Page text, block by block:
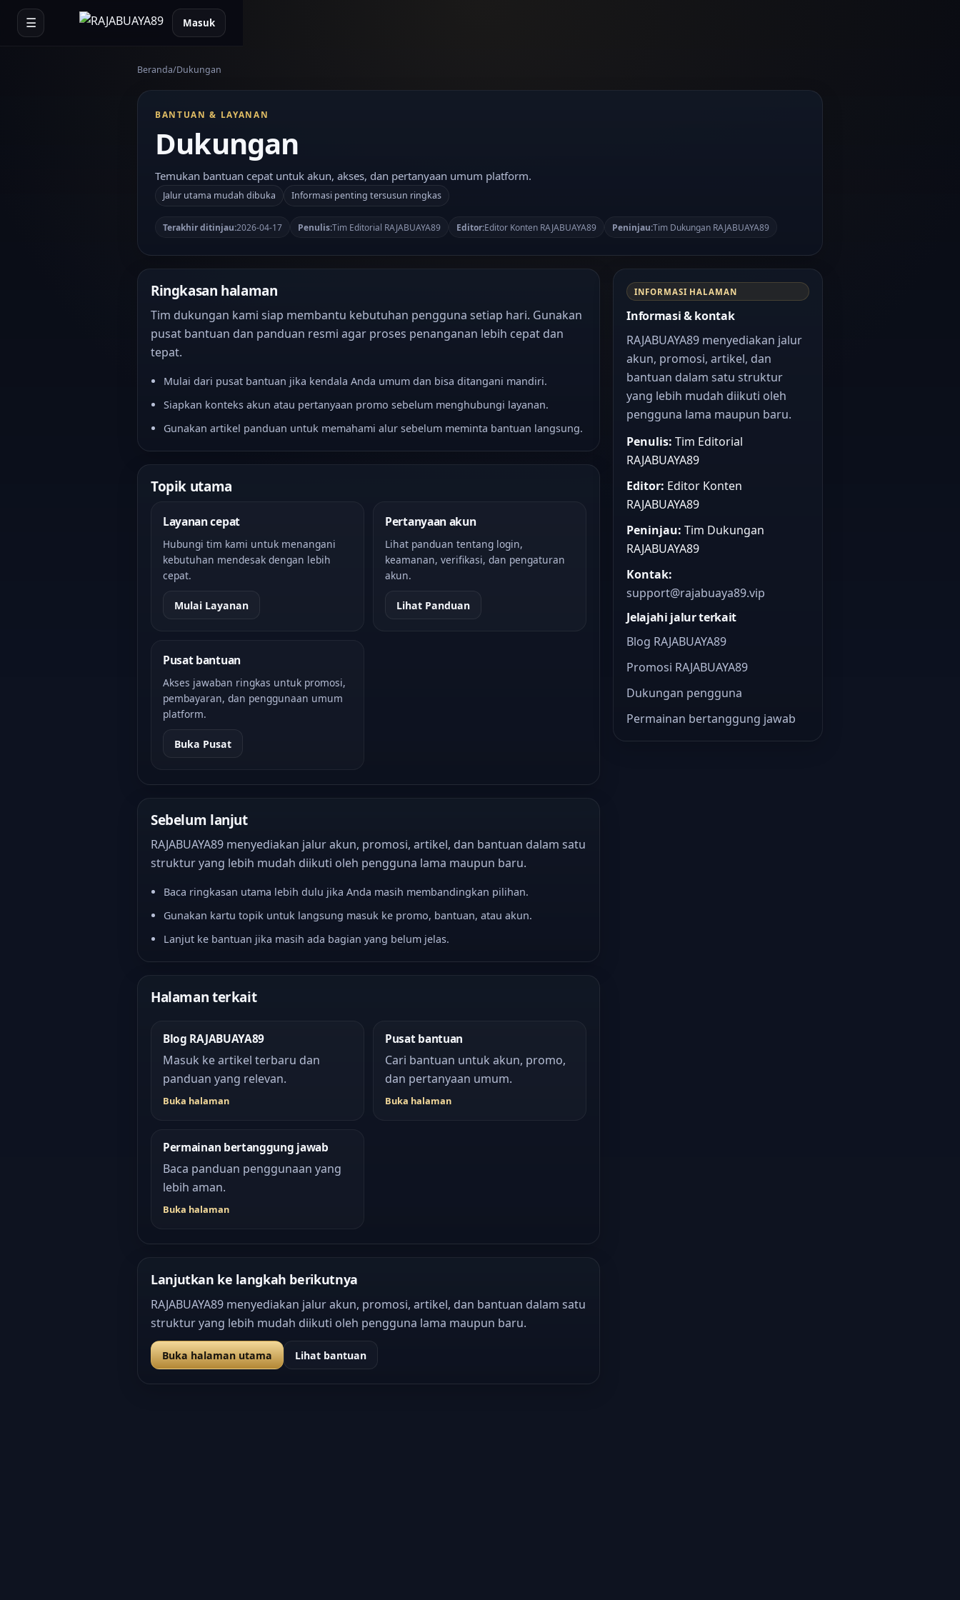
☰ Masuk
Beranda Dukungan
BANTUAN & LAYANAN
Dukungan
Temukan bantuan cepat untuk akun, akses, dan pertanyaan umum platform.
Jalur utama mudah dibuka Informasi penting tersusun ringkas
Terakhir ditinjau:2026-04-17 Penulis:Tim Editorial RAJABUAYA89 Editor:Editor Konten RAJABUAYA89 Peninjau:Tim Dukungan RAJABUAYA89
Ringkasan halaman
Tim dukungan kami siap membantu kebutuhan pengguna setiap hari. Gunakan
pusat bantuan dan panduan resmi agar proses penanganan lebih cepat dan
tepat.
Mulai dari pusat bantuan jika kendala Anda umum dan bisa ditangani mandiri.
Siapkan konteks akun atau pertanyaan promo sebelum menghubungi layanan.
Gunakan artikel panduan untuk memahami alur sebelum meminta bantuan langsung.
Topik utama
Layanan cepat
Hubungi tim kami untuk menangani
kebutuhan mendesak dengan lebih
cepat.
Mulai Layanan
Pertanyaan akun
Lihat panduan tentang login,
keamanan, verifikasi, dan pengaturan
akun.
Lihat Panduan
Pusat bantuan
Akses jawaban ringkas untuk promosi,
pembayaran, dan penggunaan umum
platform.
Buka Pusat
Sebelum lanjut
RAJABUAYA89 menyediakan jalur akun, promosi, artikel, dan bantuan dalam satu
struktur yang lebih mudah diikuti oleh pengguna lama maupun baru.
Baca ringkasan utama lebih dulu jika Anda masih membandingkan pilihan.
Gunakan kartu topik untuk langsung masuk ke promo, bantuan, atau akun.
Lanjut ke bantuan jika masih ada bagian yang belum jelas.
Halaman terkait
Blog RAJABUAYA89
Masuk ke artikel terbaru dan
panduan yang relevan.
Buka halaman
Pusat bantuan
Cari bantuan untuk akun, promo,
dan pertanyaan umum.
Buka halaman
Permainan bertanggung jawab
Baca panduan penggunaan yang
lebih aman.
Buka halaman
Lanjutkan ke langkah berikutnya
RAJABUAYA89 menyediakan jalur akun, promosi, artikel, dan bantuan dalam satu
struktur yang lebih mudah diikuti oleh pengguna lama maupun baru.
Buka halaman utama Lihat bantuan
INFORMASI HALAMAN
Informasi & kontak
RAJABUAYA89 menyediakan jalur
akun, promosi, artikel, dan
bantuan dalam satu struktur
yang lebih mudah diikuti oleh
pengguna lama maupun baru.
Penulis: Tim Editorial
RAJABUAYA89
Editor: Editor Konten
RAJABUAYA89
Peninjau: Tim Dukungan
RAJABUAYA89
Kontak:
support@rajabuaya89.vip
Jelajahi jalur terkait
Blog RAJABUAYA89
Promosi RAJABUAYA89
Dukungan pengguna
Permainan bertanggung jawab